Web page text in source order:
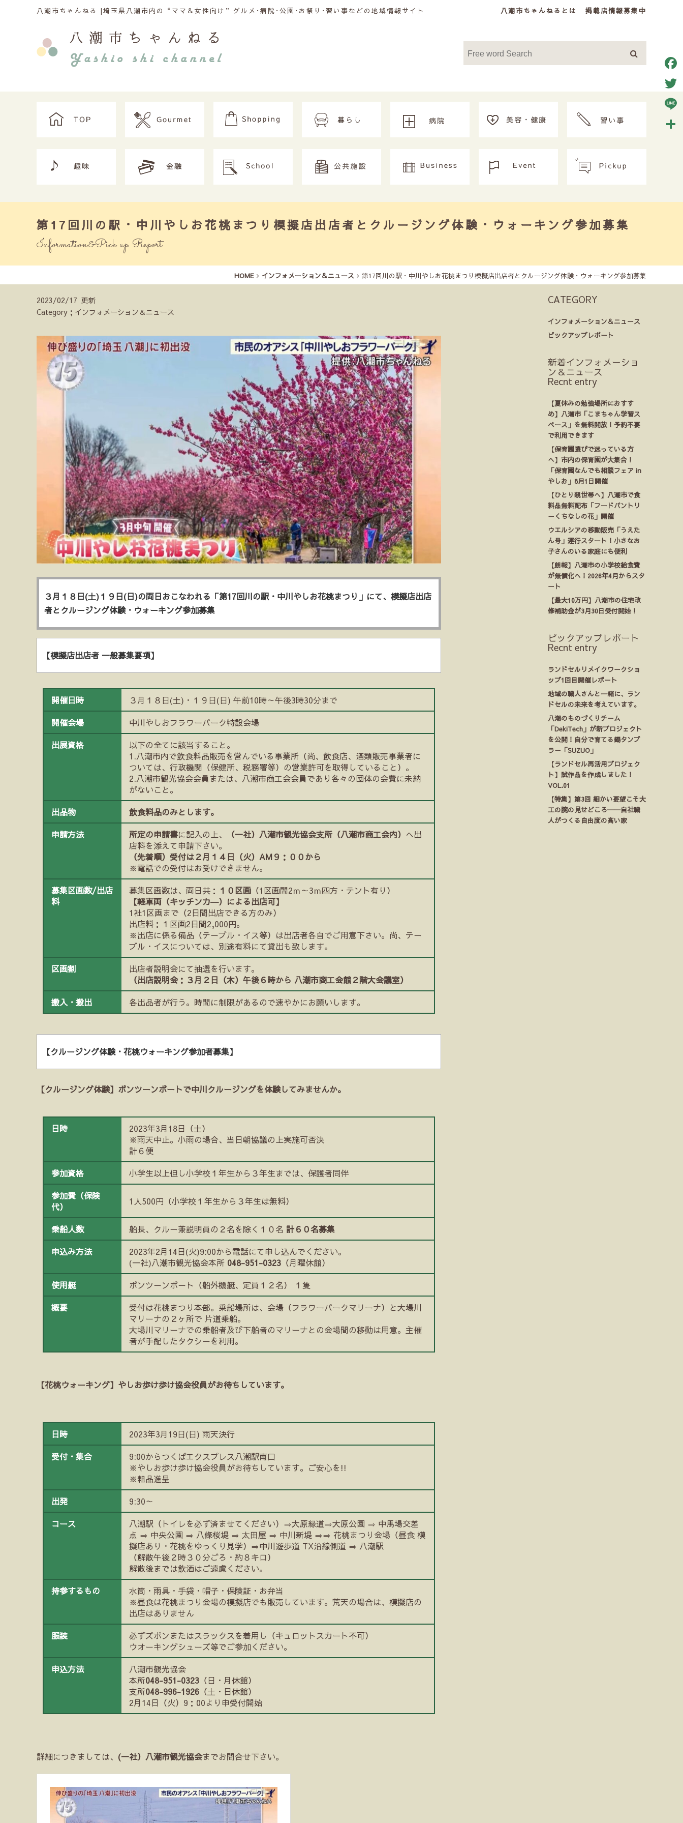
八潮市ちゃんねるとは 掲載店情報募集中
八潮市ちゃんねる |埼玉県八潮市内の“ママ＆女性向け”グルメ･病院･公園･お祭り･習い事などの地域情報サイト
第17回川の駅・中川やしお花桃まつり模擬店出店者とクルージング体験・ウォーキング参加募集
Information&Pick up Report
HOME インフォメーション＆ニュース 第17回川の駅・中川やしお花桃まつり模擬店出店者とクルージング体験・ウォーキング参加募集
2023/02/17 更新
Category；インフォメーション＆ニュース
３月１８日(土)１９日(日)の両日おこなわれる「第17回川の駅・中川やしお花桃まつり」にて、模擬店出店
者とクルージング体験・ウォーキング参加募集
【模擬店出店者 一般募集要項】
開催日時
３月１８日(土)・１９日(日) 午前10時～午後3時30分まで
開催会場
中川やしおフラワーパーク特設会場
出展資格
以下の全てに該当すること。
1.八潮市内で飲食料品販売を営んでいる事業所（尚、飲食店、酒類販売事業者に
ついては、行政機関（保健所、税務署等）の営業許可を取得していること）。
2.八潮市観光協会会員または、八潮市商工会会員であり各々の団体の会費に未納
がないこと。
出品物
飲食料品のみとします。
申請方法
所定の申請書に記入の上、 （一社）八潮市観光協会支所（八潮市商工会内） へ出
店料を添えて申請下さい。
（先着順）受付は２月１４日（火）AM９：００から
※電話での受付はお受けできません。
募集区画数/出店
料
募集区画数は、両日共： １０区画 （1区画間2ｍ～3ｍ四方・テント有り）
【軽車両（キッチンカ―）による出店可】
1社1区画まで（2日間出店できる方のみ）
出店料：１区画2日間2,000円。
※出店に係る備品（テーブル・イス等）は出店者各自でご用意下さい。尚、テー
ブル・イスについては、別途有料にて貸出も致します。
区画割
出店者説明会にて抽選を行います。
（出店説明会：３月２日（木）午後６時から 八潮市商工会館２階大会議室）
搬入・搬出
各出品者が行う。時間に制限があるので速やかにお願いします。
【クルージング体験・花桃ウォーキング参加者募集】
【クルージング体験】ポンツーンボートで中川クルージングを体験してみませんか。
日時
2023年3月18日（土）
※雨天中止。小雨の場合、当日朝協議の上実施可否決
計６便
参加資格
小学生以上但し小学校１年生から３年生までは、保護者同伴
参加費（保険
代）
1人500円（小学校１年生から３年生は無料）
乗船人数 船長、クルー兼説明員の２名を除く１０名 計６０名募集
申込み方法
2023年2月14日(火)9:00から電話にて申し込んでください。
(一社)八潮市観光協会本所 048-951-0323 （月曜休館）
使用艇
ポンツーンボート（船外機艇、定員１２名） １隻
概要
受付は花桃まつり本部。乗船場所は、会場（フラワーパークマリーナ）と大場川
マリーナの２ヶ所で 片道乗船。
大場川マリーナでの乗船者及び下船者のマリーナとの会場間の移動は用意。主催
者が手配したタクシーを利用。
【花桃ウォーキング】やしお歩け歩け協会役員がお待ちしています。
日時
2023年3月19日(日) 雨天決行
受付・集合
9:00からつくばエクスプレス八潮駅南口
※やしお歩け歩け協会役員がお待ちしています。ご安心を!!
※粗品進呈
出発
9:30～
コース
八潮駅（トイレを必ず済ませてください）⇒大原緑道⇒大原公園 ⇒ 中馬場交差
点 ⇒ 中央公園 ⇒ 八條桜堤 ⇒ 太田屋 ⇒ 中川新堤 ⇒⇒ 花桃まつり会場（昼食 模
擬店あり・花桃をゆっくり見学）⇒中川遊歩道 TX沿線側道 ⇒ 八潮駅
（解散午後２時３０分ごろ・約８キロ）
解散後までは飲酒はご遠慮ください。
持参するもの
水筒・雨具・手袋・帽子・保険証・お弁当
※昼食は花桃まつり会場の模擬店でも販売しています。荒天の場合は、模擬店の
出店はありません
服装
必ずズボンまたはスラックスを着用し（キュロットスカート不可）
ウオーキングシューズ等でご参加ください。
申込方法
八潮市観光協会
本所048-951-0323 （日・月休館）
支所048-996-1926 （土・日休館）
2月14日（火）9：00より申受付開始
詳細につきましては、 (一社）八潮市観光協会までお問合せ下さい。
CATEGORY
インフォメーション＆ニュース
ピックアップレポート
新着インフォメーショ
ン＆ニュース
Recnt entry
【夏休みの勉強場所におすす
め】八潮市「こまちゃん学習ス
ペース」を無料開放！予約不要
で利用できます
【保育園選びで迷っている方
へ】市内の保育園が大集合！
「保育園なんでも相談フェア in
やしお」8月1日開催
【ひとり親世帯へ】八潮市で食
料品無料配布「フードパントリ
ーくちなしの花」開催
ウエルシアの移動販売「うえた
ん号」運行スタート！小さなお
子さんのいる家庭にも便利
【朗報】八潮市の小学校給食費
が無償化へ！2026年4月からスタ
ート
【最大10万円】八潮市の住宅改
修補助金が3月30日受付開始！
ピックアップレポート
Recnt entry
ランドセルリメイクワークショ
ップ1回目開催レポート
地域の職人さんと一緒に、ラン
ドセルの未来を考えています。
八潮のものづくりチーム
「DekiTech」が新プロジェクト
を公開！自分で育てる錫タンブ
ラー「SUZUO」
【ランドセル再活用プロジェク
ト】試作品を作成しました！
VOL.01
【特集】第3回 細かい要望こそ大
工の腕の見せどころ──自社職
人がつくる自由度の高い家
Line